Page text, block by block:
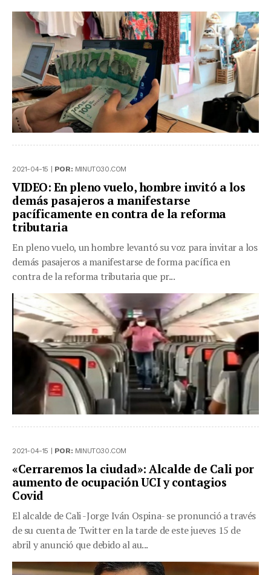
2021-04-15 | POR: MINUTO30.COM
VIDEO: En pleno vuelo, hombre invitó a los
demás pasajeros a manifestarse
pacíficamente en contra de la reforma
tributaria
En pleno vuelo, un hombre levantó su voz para invitar a los
demás pasajeros a manifestarse de forma pacífica en
contra de la reforma tributaria que pr...
2021-04-15 | POR: MINUTO30.COM
«Cerraremos la ciudad»: Alcalde de Cali por
aumento de ocupación UCI y contagios
Covid
El alcalde de Cali -Jorge Iván Ospina- se pronunció a través
de su cuenta de Twitter en la tarde de este jueves 15 de
abril y anunció que debido al au...